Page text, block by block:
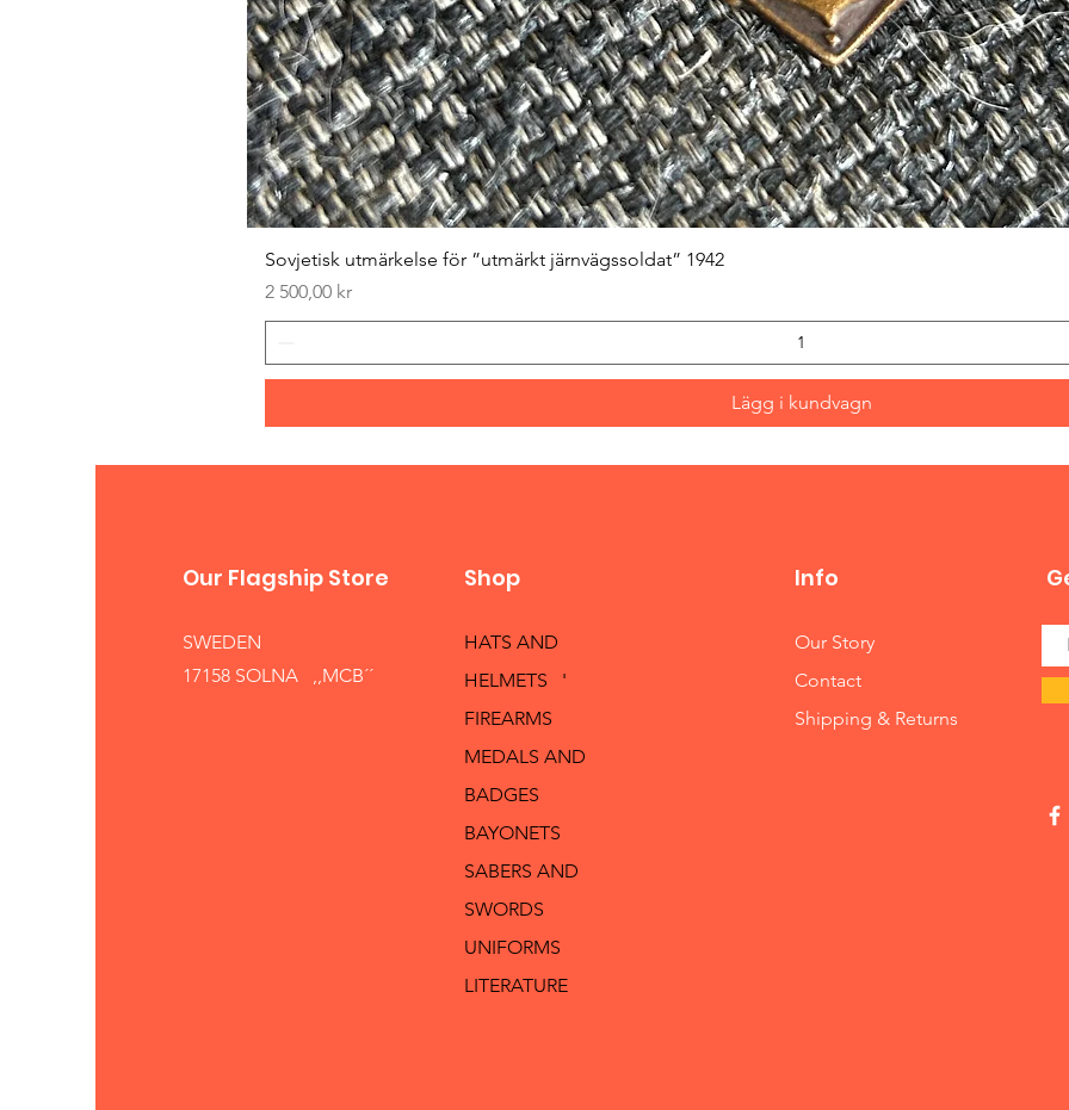
Sovjetisk utmärkelse för ”utmärkt järnvägssoldat” 1942
Pris
2 500,00 kr
Lägg i kundvagn
Our Flagship Store
SWEDEN
17158 SOLNA ,,MCB´´
Shop
HATS AND
HELMETS '
FIREARMS
MEDALS AND
BADGES
BAYONETS
SABERS AND
SWORDS
UNIFORMS
LITERATURE
Info
Our Story
Contact
Shipping & Returns